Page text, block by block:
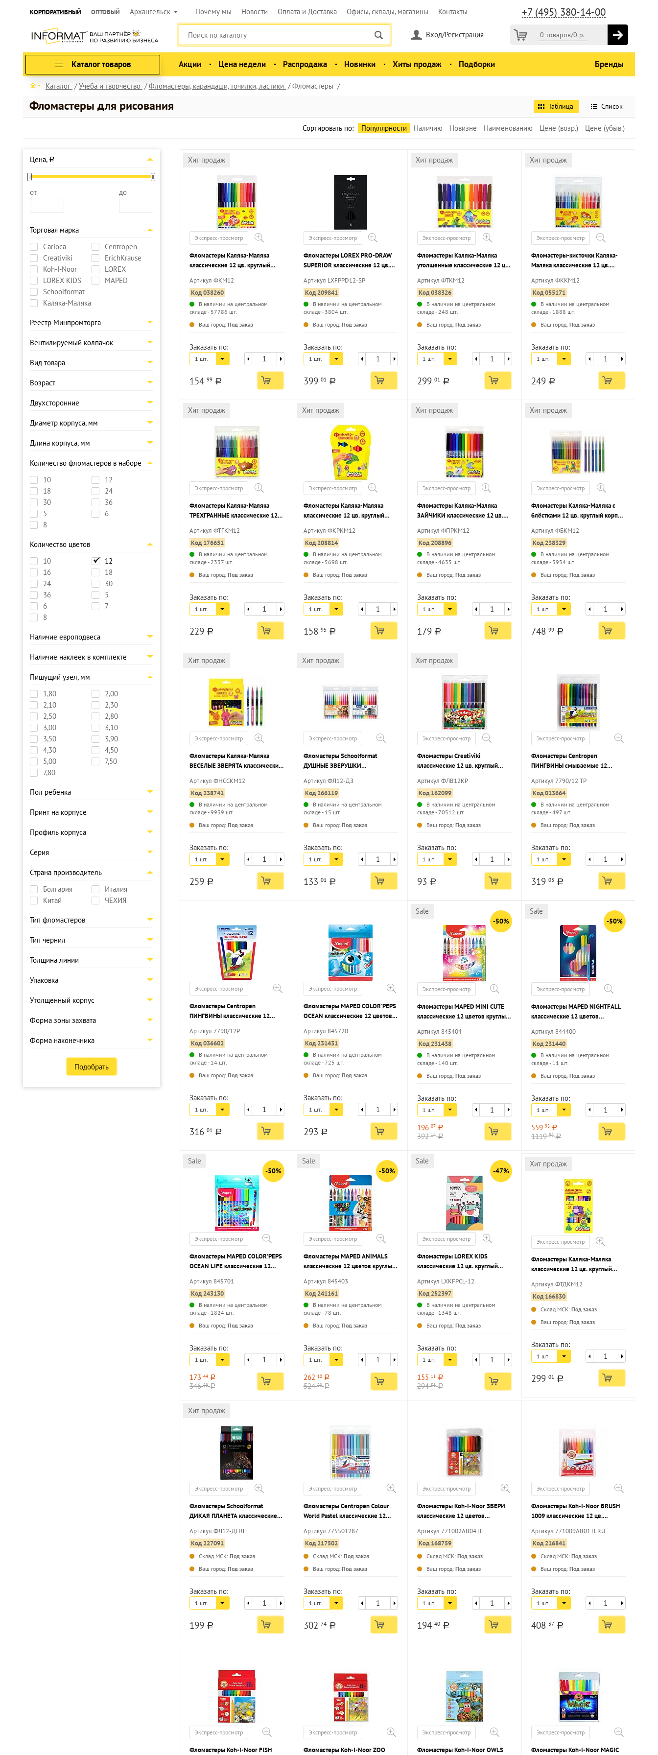
КОРПОРАТИВНЫЙ ОПТОВЫЙ Архангельск +7 (495) 380-14-00
Почему мы Новости Оплата и Доставка Офисы, склады, магазины Контакты
0 товаров/0 р.
Вход/Регистрация
Каталог товаров Акции Цена недели Распродажа Новинки Хиты продаж Подборки Бренды
Каталог Учеба и творчество Фломастеры, карандаши, точилки, ластики Фломастеры
Фломастеры для рисования Таблица Список
Сортировать по: Популярности Наличию Новизне Наименованию Цене (возр.) Цене (убыв.)
Цена, a
от до
Торговая марка
Carioca
Centropen
Creativiki
ErichKrause
Koh-I-Noor
LOREX
LOREX KIDS
MAPED
Schoolformat
Каляка-Маляка
Реестр Минпромторга
Вентилируемый колпачок
Вид товара
Возраст
Двухсторонние
Диаметр корпуса, мм
Длина корпуса, мм
Количество фломастеров в наборе
10
12
18
24
30
36
5
6
8
Количество цветов
10
12
16
18
24
30
36
5
6
7
8
Наличие европодвеса
Наличие наклеек в комплекте
Пишущий узел, мм
1,80
2,00
2,10
2,30
2,50
2,80
3,00
3,10
3,50
3,90
4,30
4,50
5,00
7,50
7,80
Пол ребенка
Принт на корпусе
Профиль корпуса
Серия
Страна производитель
Болгария
Италия
Китай
ЧЕХИЯ
Тип фломастеров
Тип чернил
Толщина линии
Упаковка
Утолщенный корпус
Форма зоны захвата
Форма наконечника
Подобрать
Хит продаж
Экспресс-просмотр
Фломастеры Каляка-Маляка
классические 12 цв. круглый
блистер
Артикул ФКМ12
Код 038260
В наличии на центральном
складе - 57786 шт.
Ваш город: Под заказ
Заказать по:
1 шт.
154 99 a
Экспресс-просмотр
Фломастеры LOREX PRO-DRAW
SUPERIOR классические 12 цв.
стандартные, картонная упаковка
Артикул LXFPPD12-SP
Код 209841
В наличии на центральном
складе - 3804 шт.
Ваш город: Под заказ
Заказать по:
1 шт.
399 01 a
Хит продаж
Экспресс-просмотр
Фломастеры Каляка-Маляка
утолщенные классические 12 цв.
легкосмываемые, блистер
Артикул ФТКМ12
Код 038326
В наличии на центральном
складе - 248 шт.
Ваш город: Под заказ
Заказать по:
1 шт.
299 01 a
Хит продаж
Экспресс-просмотр
Фломастеры-кисточки Каляка-
Маляка классические 12 цв.
легкосмываемые, блистер
Артикул ФККМ12
Код 055171
В наличии на центральном
складе - 1888 шт.
Ваш город: Под заказ
Заказать по:
1 шт.
249 a
Хит продаж
Экспресс-просмотр
Фломастеры Каляка-Маляка
ТРЕХГРАННЫЕ классические 12
легкосмываемые, блистер
Артикул ФТГКМ12
Код 176651
В наличии на центральном
складе - 2337 шт.
Ваш город: Под заказ
Заказать по:
1 шт.
229 a
Хит продаж
Экспресс-просмотр
Фломастеры Каляка-Маляка
классические 12 цв. круглый
картонная упаковка
Артикул ФКРКМ12
Код 208814
В наличии на центральном
складе - 5698 шт.
Ваш город: Под заказ
Заказать по:
1 шт.
158 95 a
Хит продаж
Экспресс-просмотр
Фломастеры Каляка-Маляка
ЗАЙЧИКИ классические 12 цв.
легкосмываемые, принт на
корпусе, блистер
Артикул ФПРКМ12
Код 208896
В наличии на центральном
складе - 4635 шт.
Ваш город: Под заказ
Заказать по:
1 шт.
179 a
Хит продаж
Экспресс-просмотр
Фломастеры Каляка-Маляка с
блёстками 12 цв. круглый корпус,
Артикул ФБКМ12
Код 238329
В наличии на центральном
складе - 3954 шт.
Ваш город: Под заказ
Заказать по:
1 шт.
748 99 a
Хит продаж
Экспресс-просмотр
Фломастеры Каляка-Маляка
ВЕСЕЛЫЕ ЗВЕРЯТА классические
легкосмываемые, принт на
корпусе, картонная упаковка
Артикул ФНССКМ12
Код 238741
В наличии на центральном
складе - 9939 шт.
Ваш город: Под заказ
Заказать по:
1 шт.
259 a
Хит продаж
Экспресс-просмотр
Фломастеры Schoolformat
ДУШНЫЕ ЗВЕРУШКИ
смываемые блист. упак.
Артикул ФЛ12-ДЗ
Код 266119
В наличии на центральном
складе - 15 шт.
Ваш город: Под заказ
Заказать по:
1 шт.
133 01 a
Хит продаж
Экспресс-просмотр
Фломастеры Creativiki
классические 12 цв. круглый
блистер
Артикул ФЛВ12КР
Код 162099
В наличии на центральном
складе - 70512 шт.
Ваш город: Под заказ
Заказать по:
1 шт.
93 a
Экспресс-просмотр
Фломастеры Centropen
ПИНГВИНЫ смываемые 12
стандартные, блистер
Артикул 7790/12 TP
Код 013664
В наличии на центральном
складе - 497 шт.
Ваш город: Под заказ
Заказать по:
1 шт.
319 03 a
Экспресс-просмотр
Фломастеры Centropen
ПИНГВИНЫ классические 12
стандартные, конверт
Артикул 7790/12P
Код 036602
В наличии на центральном
складе - 14 шт.
Ваш город: Под заказ
Заказать по:
1 шт.
316 01 a
Экспресс-просмотр
Фломастеры MAPED COLOR'PEPS
OCEAN классические 12 цветов
пакет
Артикул 845720
Код 231431
В наличии на центральном
складе - 725 шт.
Ваш город: Под заказ
Заказать по:
1 шт.
293 a
Sale
-50%
Экспресс-просмотр
Фломастеры MAPED MINI CUTE
классические 12 цветов круглый
корпусе, картонная упаковка
Артикул 845404
Код 231438
В наличии на центральном
складе - 140 шт.
Ваш город: Под заказ
Заказать по:
1 шт.
196 07 a
39214 a
Sale
-50%
Экспресс-просмотр
Фломастеры MAPED NIGHTFALL
классические 12 цветов
стандартные, принт на корпусе,
картонная упаковка
Артикул 844400
Код 231440
В наличии на центральном
складе - 11 шт.
Ваш город: Под заказ
Заказать по:
1 шт.
559 98 a
111996 a
Sale
-50%
Экспресс-просмотр
Фломастеры MAPED COLOR'PEPS
OCEAN LIFE классические 12
легкосмываемые, принт на
корпусе, пакет
Артикул 845701
Код 243130
В наличии на центральном
складе - 1824 шт.
Ваш город: Под заказ
Заказать по:
1 шт.
173 44 a
34688 a
Sale
-50%
Экспресс-просмотр
Фломастеры MAPED ANIMALS
классические 12 цветов круглый
картонная упаковка
Артикул 845403
Код 241161
В наличии на центральном
складе - 78 шт.
Ваш город: Под заказ
Заказать по:
1 шт.
262 10 a
52420 a
Sale
-47%
Экспресс-просмотр
Фломастеры LOREX KIDS
классические 12 цв. круглый
упаковка
Артикул LXKFPCL-12
Код 252397
В наличии на центральном
складе - 1348 шт.
Ваш город: Под заказ
Заказать по:
1 шт.
155 11 a
29451 a
Хит продаж
Экспресс-просмотр
Фломастеры Каляка-Маляка
классические 12 цв. круглый
двухсторонние, принт на
корпусе, картонная упаковка
Артикул ФТДКМ12
Код 166830
Склад МСК: Под заказ
Ваш город: Под заказ
Заказать по:
1 шт.
299 01 a
Хит продаж
Экспресс-просмотр
Фломастеры Schoolformat
ДИКАЯ ПЛАНЕТА классические
стандартные, картонная упаковка
Артикул ФЛ12-ДПЛ
Код 227091
Склад МСК: Под заказ
Ваш город: Под заказ
Заказать по:
1 шт.
199 a
Экспресс-просмотр
Фломастеры Centropen Colour
World Pastel классические 12
стандартные, блистер
Артикул 775501287
Код 217502
Склад МСК: Под заказ
Ваш город: Под заказ
Заказать по:
1 шт.
302 74 a
Экспресс-просмотр
Фломастеры Koh-I-Noor ЗВЕРИ
классические 12 цветов
смываемые, ПВХ чехол
Артикул 771002AB04TE
Код 168759
Склад МСК: Под заказ
Ваш город: Под заказ
Заказать по:
1 шт.
194 40 a
Экспресс-просмотр
Фломастеры Koh-I-Noor BRUSH
1009 классические 12 цв.
легкосмываемые, блистер
Артикул 771009AB01TERU
Код 216841
Склад МСК: Под заказ
Ваш город: Под заказ
Заказать по:
1 шт.
408 37 a
Экспресс-просмотр
Фломастеры Koh-I-Noor FISH
Экспресс-просмотр
Фломастеры Koh-I-Noor ZOO
Экспресс-просмотр
Фломастеры Koh-I-Noor OWLS
Экспресс-просмотр
Фломастеры Koh-I-Noor MAGIC